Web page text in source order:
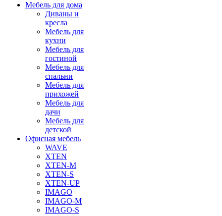
Мебель для дома
Диваны и
кресла
Мебель для
кухни
Мебель для
гостиной
Мебель для
спальни
Мебель для
прихожей
Мебель для
дачи
Мебель для
детской
Офисная мебель
WAVE
XTEN
XTEN-M
XTEN-S
XTEN-UP
IMAGO
IMAGO-M
IMAGO-S